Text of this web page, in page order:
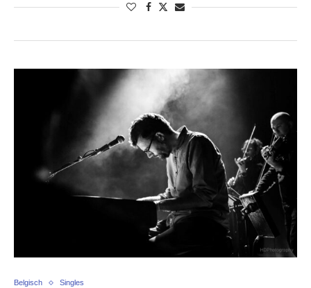
Belgisch Singles